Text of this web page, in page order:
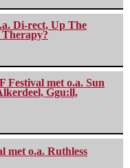
Di-rect, Up The
met o.a. Sun
Ggu:ll,
met o.a. Ruthless